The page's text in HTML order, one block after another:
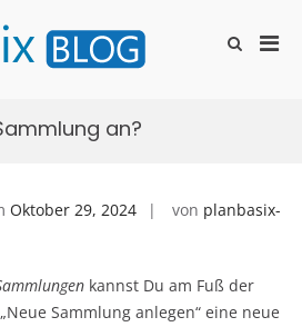
Such-
an?
Oktober 29, 2024 von planbasix-
kannst Du am Fuß der
Sammlung anlegen“ eine neue